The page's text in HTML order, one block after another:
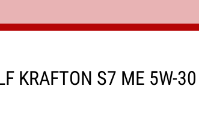
KRAFTON S7 ME 5W-30